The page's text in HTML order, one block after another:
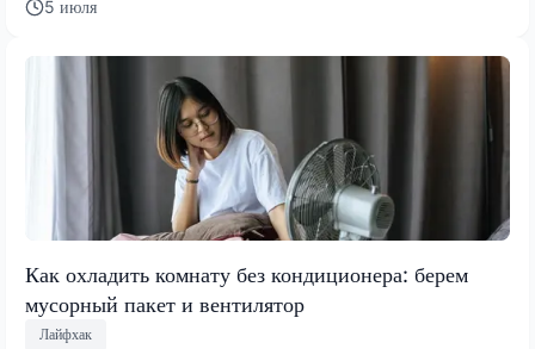
5 июля
Как охладить комнату без кондиционера: берем
мусорный пакет и вентилятор
Лайфхак